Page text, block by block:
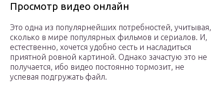
Просмотр видео онлайн
Это одна из популярнейших потребностей, учитывая,
сколько в мире популярных фильмов и сериалов. И,
естественно, хочется удобно сесть и насладиться
приятной ровной картиной. Однако зачастую это не
получается, ибо видео постоянно тормозит, не
успевая подгружать файл.